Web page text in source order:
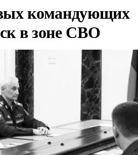
командующих
в зоне СВО